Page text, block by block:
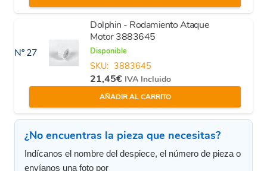
Nº 27
Dolphin - Rodamiento Ataque
Motor 3883645
Disponible
SKU: 3883645
21,45€ IVA Incluido
AÑADIR AL CARRITO
¿No encuentras la pieza que necesitas?
Indícanos el nombre del despiece, el número de pieza o
envíanos una foto por